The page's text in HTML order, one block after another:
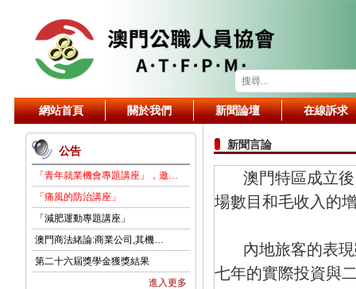
網站首頁 關於我們 新聞論壇 在線訴求
公告
「青年就業機會專題講座」，邀…
「痛風的防治講座」
「減肥運動專題講座」
澳門商法緒論:商業公司,其機…
第二十六屆獎學金獲獎結果
進入更多
新聞言論
澳門特區成立後
場數目和毛收入的
內地旅客的表現
七年的實際投資與